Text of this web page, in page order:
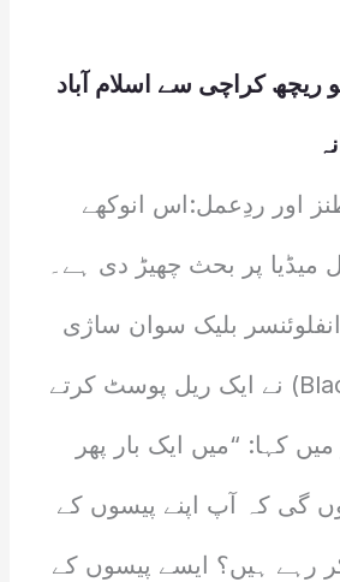
ریچھ کراچی سے اسلام آباد
اور ردِعمل:اس انوکھے
پر بحث چھیڑ دی ہے۔
بلیک سوان ساژی
(Black Swan Sazzy) نے ایک ریل پوسٹ کرتے
میں کہا: “میں ایک بار پھر
گی کہ آپ اپنے پیسوں کے
رہے ہیں؟ ایسے پیسوں کے